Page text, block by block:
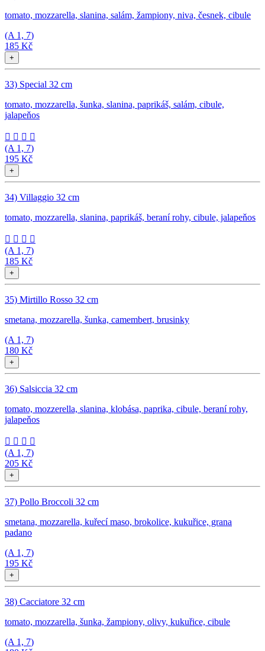
tomato, mozzarella, slanina, salám, žampiony, niva, česnek, cibule
(A 1, 7)
185 Kč
+
33) Special 32 cm
tomato, mozzarella, šunka, slanina, paprikáš, salám, cibule,
jalapeňos
   
(A 1, 7)
195 Kč
+
34) Villaggio 32 cm
tomato, mozzarella, slanina, paprikáš, beraní rohy, cibule, jalapeňos
   
(A 1, 7)
185 Kč
+
35) Mirtillo Rosso 32 cm
smetana, mozzarella, šunka, camembert, brusinky
(A 1, 7)
180 Kč
+
36) Salsiccia 32 cm
tomato, mozzerella, slanina, klobása, paprika, cibule, beraní rohy,
jalapeňos
   
(A 1, 7)
205 Kč
+
37) Pollo Broccoli 32 cm
smetana, mozzarella, kuřecí maso, brokolice, kukuřice, grana
padano
(A 1, 7)
195 Kč
+
38) Cacciatore 32 cm
tomato, mozzarella, šunka, žampiony, olivy, kukuřice, cibule
(A 1, 7)